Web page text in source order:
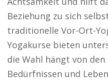
Beziehung zu sich
traditionelle Vor-Ort-
Yogakurse bieten
die Wahl hängt von
Bedürfnissen und